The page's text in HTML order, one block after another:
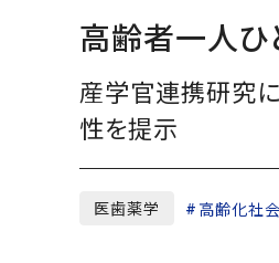
高齢者一人ひ
産学官連携研究
性を提示
医歯薬学 高齢化社会